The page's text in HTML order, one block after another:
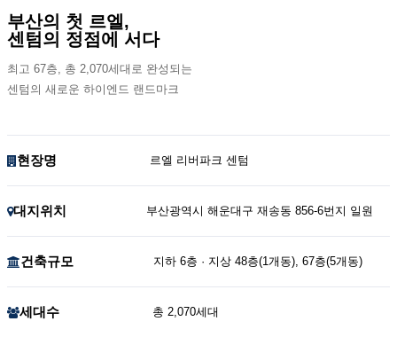
부산의 첫 르엘,
센텀의 정점에 서다
최고 67층, 총 2,070세대로 완성되는
센텀의 새로운 하이엔드 랜드마크
현장명 르엘 리버파크 센텀
대지위치 부산광역시 해운대구 재송동 856-6번지 일원
건축규모 지하 6층 · 지상 48층(1개동), 67층(5개동)
세대수 총 2,070세대